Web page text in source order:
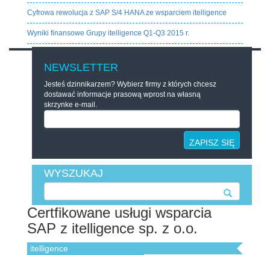
Cyfrowa rewolucja z SAP S/4 HANA ze wsparciem itelligence
Wyniki finansowe Grupy itelligence Q1-Q3 2015 r.
NEWSLETTER
Jesteś dzinnikarzem? Wybierz firmy z których chcesz
dostawać informacje prasową wprost na własną
skrzynke e-mail.
ZAPISZ SIĘ
WYSZUKAJ
Certfikowane usługi wsparcia
SAP z itelligence sp. z o.o.
itelligence